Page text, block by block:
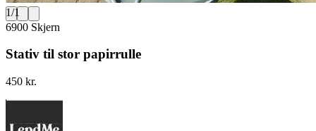
1/1
6900 Skjern
Stativ til stor papirrulle
450 kr.